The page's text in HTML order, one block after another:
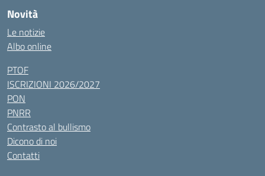
Novità
Le notizie
Albo online
PTOF
ISCRIZIONI 2026/2027
PON
PNRR
Contrasto al bullismo
Dicono di noi
Contatti